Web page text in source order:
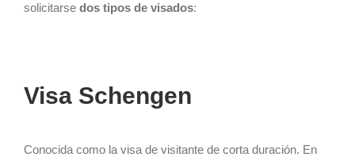
solicitarse dos tipos de visados:
Visa Schengen
Conocida como la visa de visitante de corta duración. En